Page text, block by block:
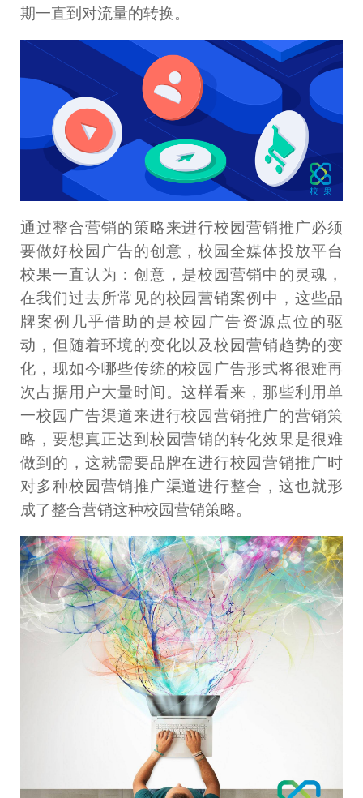
期一直到对流量的转换。
通过整合营销的策略来进行校园营销推广必须
要做好校园广告的创意，校园全媒体投放平台
校果一直认为：创意，是校园营销中的灵魂，
在我们过去所常见的校园营销案例中，这些品
牌案例几乎借助的是校园广告资源点位的驱
动，但随着环境的变化以及校园营销趋势的变
化，现如今哪些传统的校园广告形式将很难再
次占据用户大量时间。这样看来，那些利用单
一校园广告渠道来进行校园营销推广的营销策
略，要想真正达到校园营销的转化效果是很难
做到的，这就需要品牌在进行校园营销推广时
对多种校园营销推广渠道进行整合，这也就形
成了整合营销这种校园营销策略。